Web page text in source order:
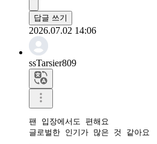
답글 쓰기
2026.07.02 14:06
ssTarsier809
팬 입장에서도 편해요
글로벌한 인기가 많은 것 같아요